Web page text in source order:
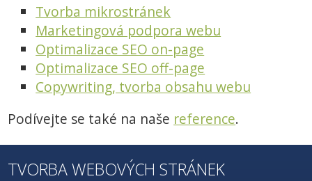
Tvorba mikrostránek
Marketingová podpora webu
Optimalizace SEO on-page
Optimalizace SEO off-page
Copywriting, tvorba obsahu webu
Podívejte se také na naše reference.
TVORBA WEBOVÝCH STRÁNEK